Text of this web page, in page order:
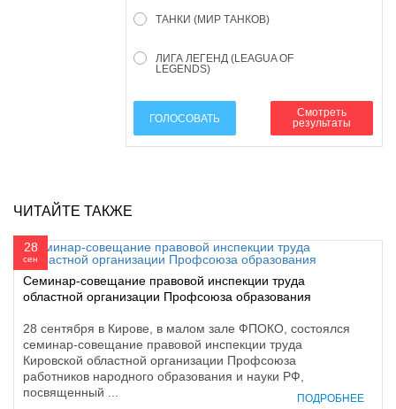
ТАНКИ (МИР ТАНКОВ)
ЛИГА ЛЕГЕНД (LEAGUA OF
LEGENDS)
ГОЛОСОВАТЬ
Смотреть
результаты
ЧИТАЙТЕ ТАКЖЕ
28
сен
Семинар-совещание правовой инспекции труда
областной организации Профсоюза образования
28 сентября в Кирове, в малом зале ФПОКО, состоялся
семинар-совещание правовой инспекции труда
Кировской областной организации Профсоюза
работников народного образования и науки РФ,
посвященный ...
ПОДРОБНЕЕ